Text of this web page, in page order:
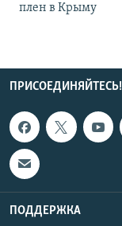
плен в Крыму
ПРИСОЕДИНЯЙТЕСЬ!
ПОДДЕРЖКА